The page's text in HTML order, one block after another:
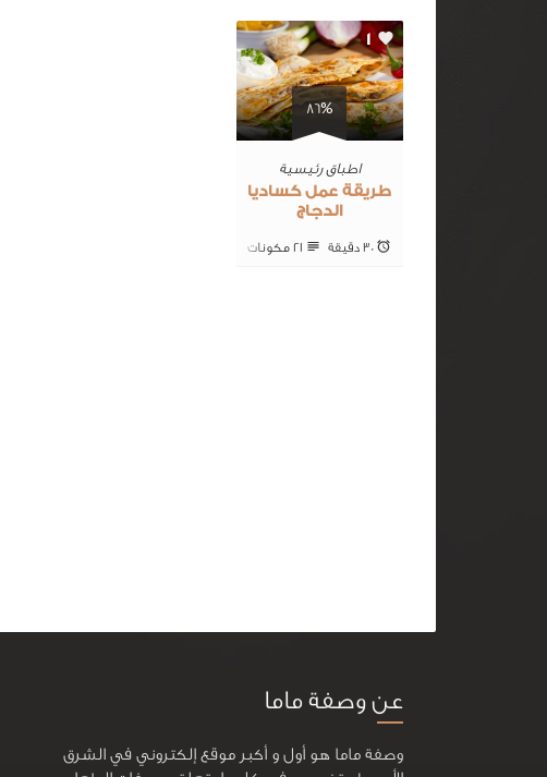
86%
1
اطباق رئيسية
طريقة عمل كساديا
الدجاج
30 ‎دقيقة 21 ‎مكونات
عن وصفة ماما
وصفة ماما هو أول و أكبر موقع إلكتروني في الشرق